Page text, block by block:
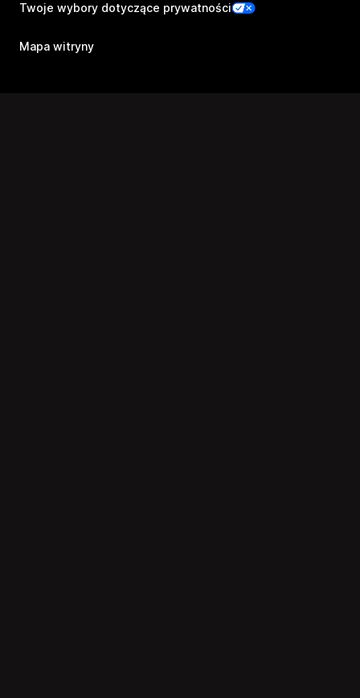
Twoje wybory dotyczące prywatności
Mapa witryny